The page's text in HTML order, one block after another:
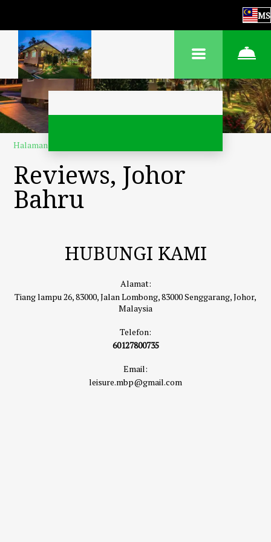
MS
Halaman utama
Reviews, Johor
Bahru
HUBUNGI KAMI
Alamat:
Tiang lampu 26, 83000, Jalan Lombong, 83000 Senggarang, Johor,
Malaysia
Telefon:
60127800735
Email:
leisure.mbp@gmail.com